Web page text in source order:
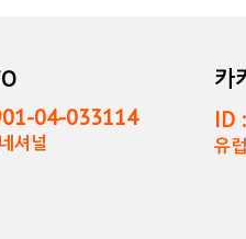
04-033114
셔널
카
ID
유